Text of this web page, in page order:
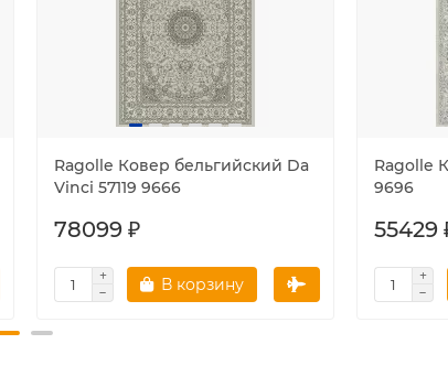
Ragolle Ковер бельгийский Da
Vinci 57119 9666
78099 ₽
В корзину
Ragolle
9696
55429